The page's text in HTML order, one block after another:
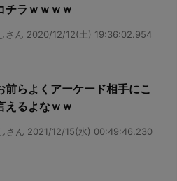
チラｗｗｗｗ
さん 2020/12/12(土) 19:36:02.954
前らよくアーケード相手にこ
えるよなｗｗ
さん 2021/12/15(水) 00:49:46.230